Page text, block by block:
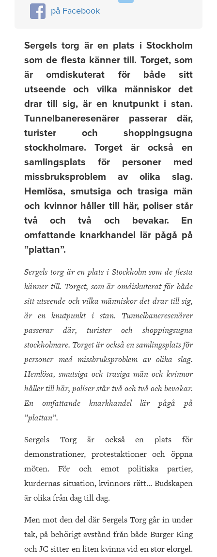
på Facebook
Sergels torg är en plats i Stockholm
som de flesta känner till. Torget, som
är omdiskuterat för både sitt
utseende och vilka människor det
drar till sig, är en knutpunkt i stan.
Tunnelbaneresenärer passerar där,
turister och shoppingsugna
stockholmare. Torget är också en
samlingsplats för personer med
missbruksproblem av olika slag.
Hemlösa, smutsiga och trasiga män
och kvinnor håller till här, poliser står
två och två och bevakar. En
omfattande knarkhandel lär pågå på
”plattan”.
Sergels torg är en plats i Stockholm som de flesta
känner till. Torget, som är omdiskuterat för både
sitt utseende och vilka människor det drar till sig,
är en knutpunkt i stan. Tunnelbaneresenärer
passerar där, turister och shoppingsugna
stockholmare. Torget är också en samlingsplats för
personer med missbruksproblem av olika slag.
Hemlösa, smutsiga och trasiga män och kvinnor
håller till här, poliser står två och två och bevakar.
En omfattande knarkhandel lär pågå på
”plattan”.
Sergels Torg är också en plats för
demonstrationer, protestaktioner och öppna
möten. För och emot politiska partier,
kurdernas situation, kvinnors rätt… Budskapen
är olika från dag till dag.
Men mot den del där Sergels Torg går in under
tak, på behörigt avstånd från både Burger King
och JC sitter en liten kvinna vid en stor elorgel.